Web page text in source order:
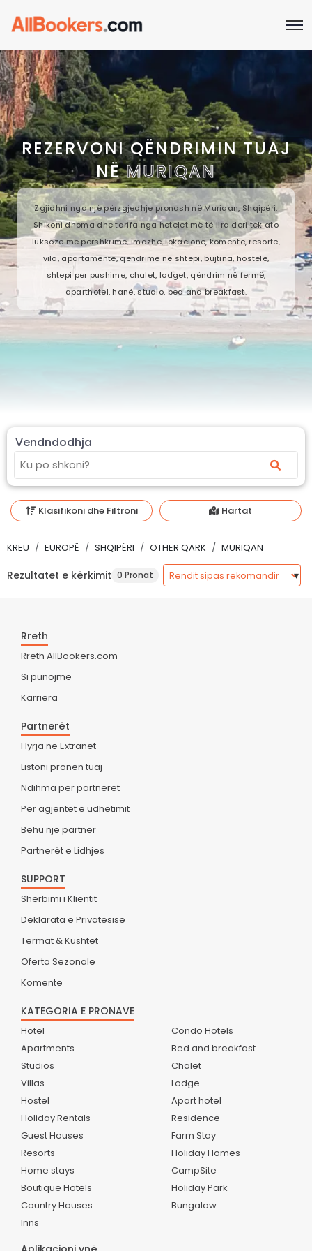
REZERVONI QËNDRIMIN TUAJ
NËMURIQAN
Zgjidhni nga një përzgjedhje pronash në Muriqan, Shqipëri.
Shikoni dhoma dhe tarifa nga hotelet më të lira deri tek ato
luksoze me përshkrime, imazhe, lokacione, komente, resorte,
vila, apartamente, qëndrime në shtëpi, bujtina, hostele,
shtepi per pushime, chalet, lodget, qëndrim në fermë,
aparthotel, hanë, studio, bed and breakfast.
Vendndodhja
Klasifikoni dhe Filtroni Hartat
KREU EUROPË SHQIPËRI OTHER QARK MURIQAN
Rezultatet e kërkimit 0 Pronat
Rreth
Rreth AllBookers.com
Si punojmë
Karriera
Partnerët
Hyrja në Extranet
Listoni pronën tuaj
Ndihma për partnerët
Për agjentët e udhëtimit
Bëhu një partner
Partnerët e Lidhjes
SUPPORT
Shërbimi i Klientit
Deklarata e Privatësisë
Termat & Kushtet
Oferta Sezonale
Komente
KATEGORIA E PRONAVE
Hotel
Apartments
Studios
Villas
Hostel
Holiday Rentals
Guest Houses
Resorts
Home stays
Boutique Hotels
Country Houses
Inns
Condo Hotels
Bed and breakfast
Chalet
Lodge
Apart hotel
Residence
Farm Stay
Holiday Homes
CampSite
Holiday Park
Bungalow